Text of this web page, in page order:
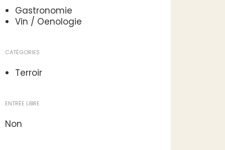
Gastronomie
Vin / Oenologie
CATÉGORIES
Terroir
ENTRÉE LIBRE
Non